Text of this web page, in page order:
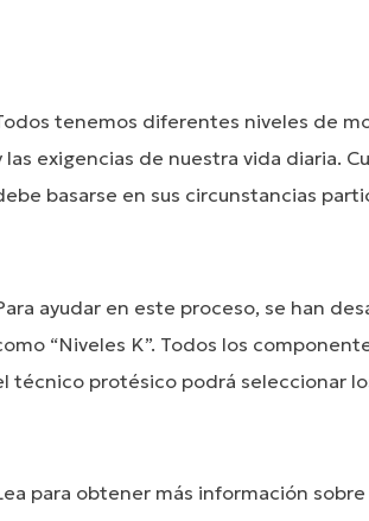
tenemos diferentes niveles de
las exigencias de nuestra vida diaria.
basarse en sus circunstancias
ayudar en este proceso, se han
“Niveles K”. Todos los
técnico protésico podrá seleccionar
para obtener más información